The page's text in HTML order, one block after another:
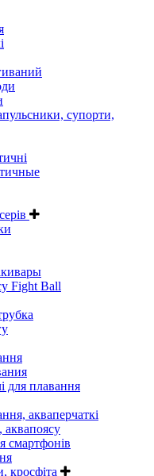
супорти,
Fight Ball
для плавання
акваперчаткі
смартфонів
кросфіта